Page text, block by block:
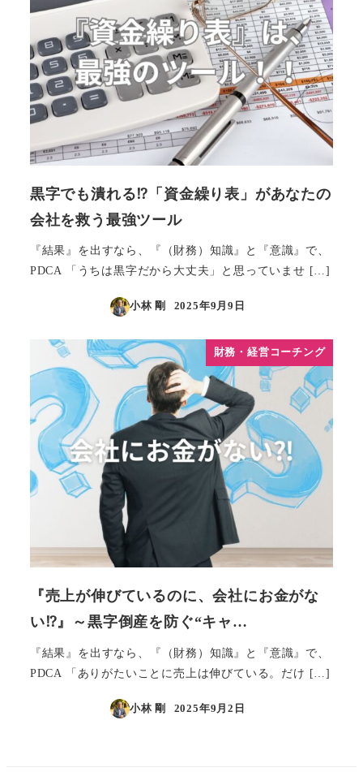
黒字でも潰れる⁉「資金繰り表」があなたの
会社を救う最強ツール
『結果』を出すなら、『（財務）知識』と『意識』で、
PDCA 「うちは黒字だから大丈夫」と思っていませ […]
小林 剛
投稿日
2025年9月9日
財務・経営コーチング
『売上が伸びているのに、会社にお金がな
い⁉』～黒字倒産を防ぐ“キャ…
『結果』を出すなら、『（財務）知識』と『意識』で、
PDCA 「ありがたいことに売上は伸びている。だけ […]
小林 剛
投稿日
2025年9月2日